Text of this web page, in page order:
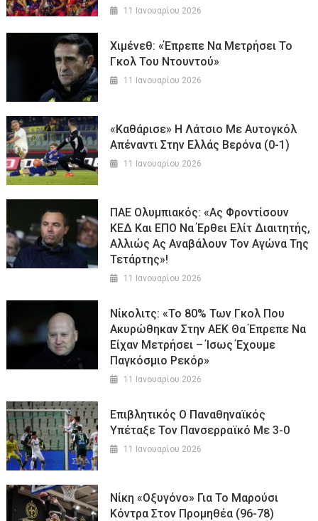
11 Ιανουαρίου 2026
Χιμένεθ: «Έπρεπε Να Μετρήσει Το
Γκολ Του Ντουντού»
11 Ιανουαρίου 2026
«Καθάρισε» Η Λάτσιο Με Αυτογκόλ
Απέναντι Στην Ελλάς Βερόνα (0-1)
11 Ιανουαρίου 2026
ΠΑΕ Ολυμπιακός: «Ας Φροντίσουν
ΚΕΔ Και ΕΠΟ Να Έρθει Ελίτ Διαιτητής,
Αλλιώς Ας Αναβάλουν Τον Αγώνα Της
Τετάρτης»!
11 Ιανουαρίου 2026
Νίκολιτς: «Το 80% Των Γκολ Που
Ακυρώθηκαν Στην ΑΕΚ Θα Έπρεπε Να
Είχαν Μετρήσει – Ίσως Έχουμε
Παγκόσμιο Ρεκόρ»
11 Ιανουαρίου 2026
Επιβλητικός Ο Παναθηναϊκός
Υπέταξε Τον Πανσερραϊκό Με 3-0
11 Ιανουαρίου 2026
Νίκη «οξυγόνο» Για Το Μαρούσι
Κόντρα Στον Προμηθέα (96-78)